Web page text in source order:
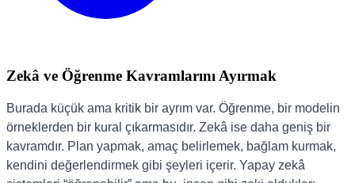
Zekâ ve Öğrenme Kavramlarını Ayırmak
Burada küçük ama kritik bir ayrım var. Öğrenme, bir modelin
örneklerden bir kural çıkarmasıdır. Zekâ ise daha geniş bir
kavramdır. Plan yapmak, amaç belirlemek, bağlam kurmak,
kendini değerlendirmek gibi şeyleri içerir. Yapay zekâ